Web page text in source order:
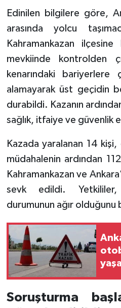
Edinilen bilgilere göre,
arasında yolcu
Kahramankazan
mevkiinde kontrolden
kenarındaki bariyerlere
alamayarak üst geçidin
durabildi. Kazanın
sağlık, itfaiye ve güvenlik
Kazada yaralanan 14
müdahalenin ardından
Kahramankazan ve
sevk edildi. Yetkililer,
durumunun ağır olduğunu
Soruşturma